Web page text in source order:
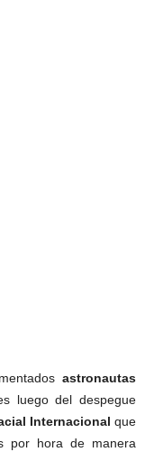
astronautas
luego del despegue
Internacional que
por hora de manera